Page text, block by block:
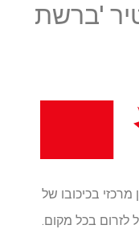
'ברשת
בכיכובו של
לזרום בכל מקום.